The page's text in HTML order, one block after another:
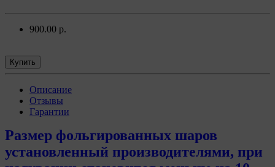
900.00 р.
Купить
Описание
Отзывы
Гарантии
Размер фольгированных шаров
установленный производителями, при